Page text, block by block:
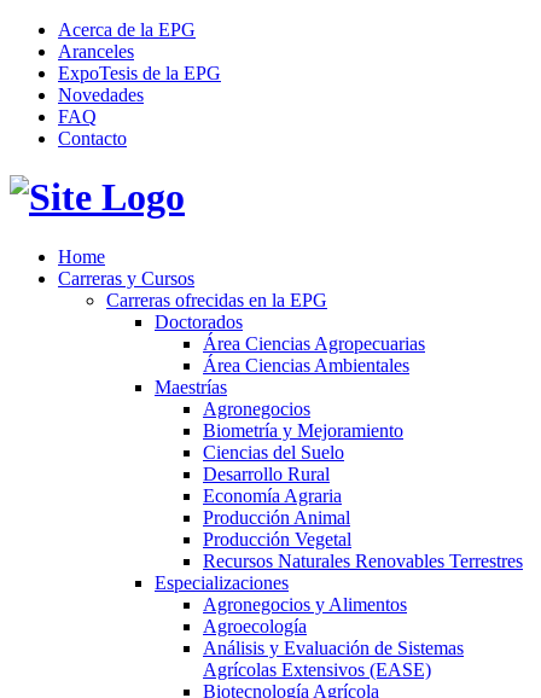
Acerca de la EPG
Aranceles
ExpoTesis de la EPG
Novedades
FAQ
Contacto
Home
Carreras y Cursos
Carreras ofrecidas en la EPG
Doctorados
Área Ciencias Agropecuarias
Área Ciencias Ambientales
Maestrías
Agronegocios
Biometría y Mejoramiento
Ciencias del Suelo
Desarrollo Rural
Economía Agraria
Producción Animal
Producción Vegetal
Recursos Naturales Renovables Terrestres
Especializaciones
Agronegocios y Alimentos
Agroecología
Análisis y Evaluación de Sistemas
Agrícolas Extensivos (EASE)
Biotecnología Agrícola